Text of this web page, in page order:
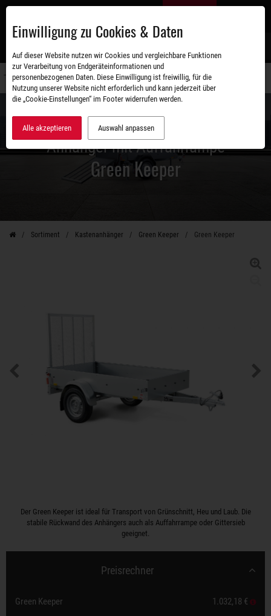
Zum
Anhänger mit Auffahrrampe
Green Keeper
Sortiment Kastenanhänger Green Keeper Green Keeper
Der Green Keeper ist ideal für Transport von Grünschnitt, Heu und Laub. Die
stabile Rückwand des Anhängers auch als Auffahrrampe oder Gittersieb
geeignet.
Preisrechner
Green Keeper 1.032,18 €
Einwilligung zu Cookies & Daten
Auf dieser Website nutzen wir Cookies und vergleichbare Funktionen
zur Verarbeitung von Endgeräteinformationen und
personenbezogenen Daten. Diese Einwilligung ist freiwillig, für die
Nutzung unserer Website nicht erforderlich und kann jederzeit über
die „Cookie-Einstellungen“ im Footer widerrufen werden.
Alle akzeptieren Auswahl anpassen